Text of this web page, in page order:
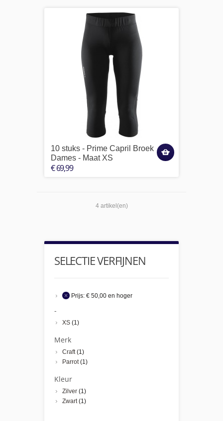
10 stuks - Prime Capril Broek
Dames - Maat XS
€ 69,99
4 artikel(en)
SELECTIE VERFIJNEN
Prijs: € 50,00 en hoger
-
XS (1)
Merk
Craft(1)
Parrot(1)
Kleur
Zilver (1)
Zwart(1)